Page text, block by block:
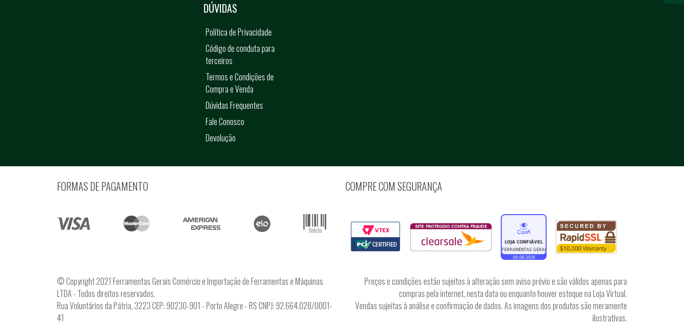
DÚVIDAS
Política de Privacidade
Código de conduta para
terceiros
Termos e Condições de
Compra e Venda
Dúvidas Frequentes
Fale Conosco
Devolução
FORMAS DE PAGAMENTO COMPRE COM SEGURANÇA
© Copyright 2021 Ferramentas Gerais Comércio e Importação de Ferramentas e Máquinas
LTDA - Todos direitos reservados.
Rua Voluntários da Pátria, 3223 CEP: 90230-901 - Porto Alegre - RS CNPJ: 92.664.028/0001-
41
Preços e condições estão sujeitos à alteração sem aviso prévio e são válidos apenas para
compras pela internet, nesta data ou enquanto houver estoque na Loja Virtual.
Vendas sujeitas à análise e confirmação de dados. As imagens dos produtos são meramente
ilustrativas.